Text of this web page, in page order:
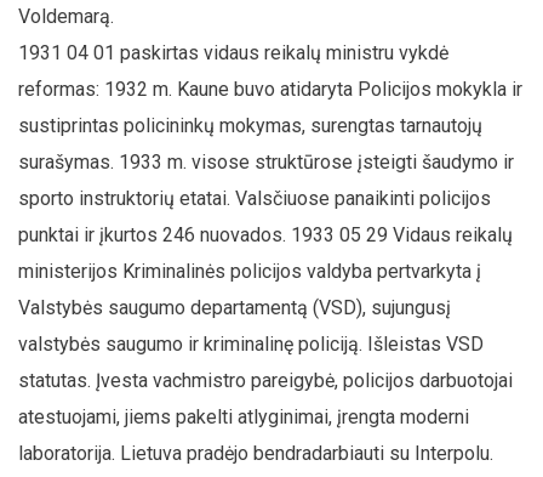
Voldemarą.
1931 04 01 paskirtas vidaus reikalų ministru vykdė
reformas: 1932 m. Kaune buvo atidaryta Policijos mokykla ir
sustiprintas policininkų mokymas, surengtas tarnautojų
surašymas. 1933 m. visose struktūrose įsteigti šaudymo ir
sporto instruktorių etatai. Valsčiuose panaikinti policijos
punktai ir įkurtos 246 nuovados. 1933 05 29 Vidaus reikalų
ministerijos Kriminalinės policijos valdyba pertvarkyta į
Valstybės saugumo departamentą (VSD), sujungusį
valstybės saugumo ir kriminalinę policiją. Išleistas VSD
statutas. Įvesta vachmistro pareigybė, policijos darbuotojai
atestuojami, jiems pakelti atlyginimai, įrengta moderni
laboratorija. Lietuva pradėjo bendradarbiauti su Interpolu.